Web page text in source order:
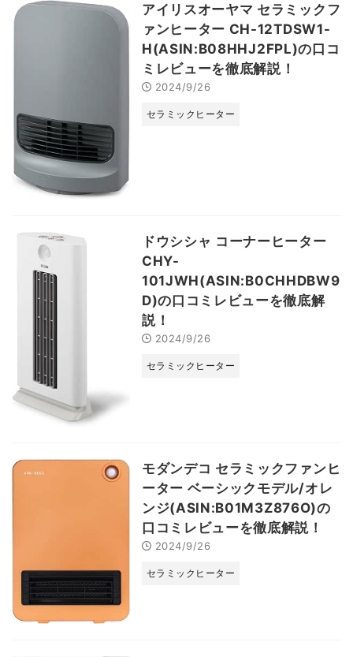
アイリスオーヤマ セラミックフ
ァンヒーター CH-12TDSW1-
H(ASIN:B08HHJ2FPL)の口コ
ミレビューを徹底解説！
2024/9/26
セラミックヒーター
ドウシシャ コーナーヒーター
CHY-
101JWH(ASIN:B0CHHDBW9
D)の口コミレビューを徹底解
説！
2024/9/26
セラミックヒーター
モダンデコ セラミックファンヒ
ーター ベーシックモデル/オレ
ンジ(ASIN:B01M3Z876O)の
口コミレビューを徹底解説！
2024/9/26
セラミックヒーター